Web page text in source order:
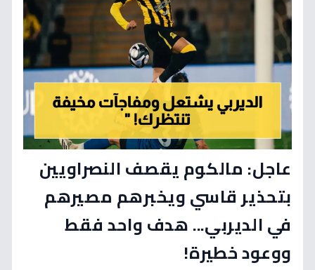
عاجل: مالكوم يقصف النصراويين
بتحذير قاسي ويخبرهم مصيرهم
في الديربي... هدف واحد فقط
ووعود خطيرة!